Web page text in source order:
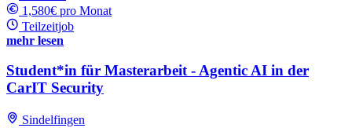
1,580€ pro Monat
Teilzeitjob
mehr lesen
Student*in für Masterarbeit - Agentic AI in der
CarIT Security
Sindelfingen